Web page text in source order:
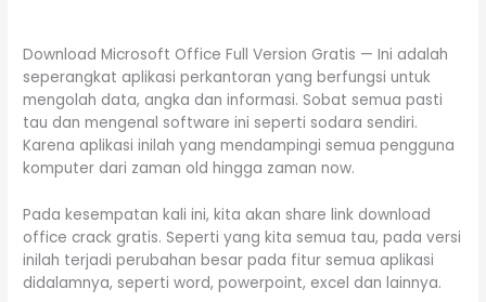
Download Microsoft Office Full Version Gratis — Ini adalah
seperangkat aplikasi perkantoran yang berfungsi untuk
mengolah data, angka dan informasi. Sobat semua pasti
tau dan mengenal software ini seperti sodara sendiri.
Karena aplikasi inilah yang mendampingi semua pengguna
komputer dari zaman old hingga zaman now.
Pada kesempatan kali ini, kita akan share link download
office crack gratis. Seperti yang kita semua tau, pada versi
inilah terjadi perubahan besar pada fitur semua aplikasi
didalamnya, seperti word, powerpoint, excel dan lainnya.